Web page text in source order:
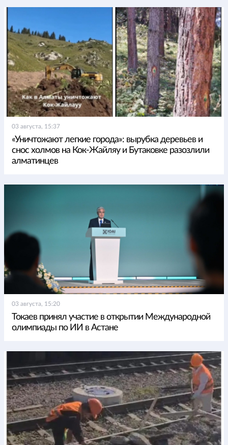
03 августа, 15:37
«Уничтожают легкие города»: вырубка деревьев и
снос холмов на Кок-Жайляу и Бутаковке разозлили
алматинцев
03 августа, 15:20
Токаев принял участие в открытии Международной
олимпиады по ИИ в Астане